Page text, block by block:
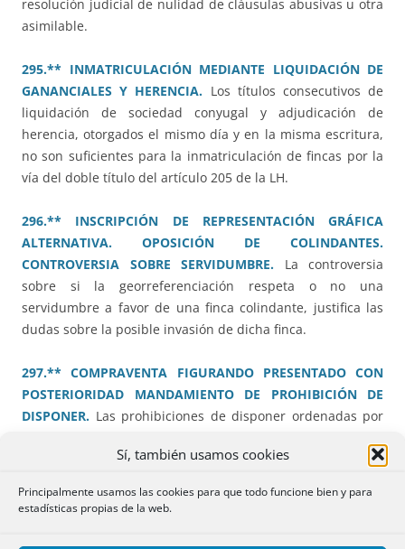
Sí, también usamos cookies
Principalmente usamos las cookies para que todo funcione bien y para
estadísticas propias de la web.
resolución judicial de nulidad de cláusulas abusivas u otra
asimilable.
295.** INMATRICULACIÓN MEDIANTE LIQUIDACIÓN DE
GANANCIALES Y HERENCIA. Los títulos consecutivos de
liquidación de sociedad conyugal y adjudicación de
herencia, otorgados el mismo día y en la misma escritura,
no son suficientes para la inmatriculación de fincas por la
vía del doble título del artículo 205 de la LH.
296.** INSCRIPCIÓN DE REPRESENTACIÓN GRÁFICA
ALTERNATIVA. OPOSICIÓN DE COLINDANTES.
CONTROVERSIA SOBRE SERVIDUMBRE. La controversia
sobre si la georreferenciación respeta o no una
servidumbre a favor de una finca colindante, justifica las
dudas sobre la posible invasión de dicha finca.
297.** COMPRAVENTA FIGURANDO PRESENTADO CON
POSTERIORIDAD MANDAMIENTO DE PROHIBICIÓN DE
DISPONER. Las prohibiciones de disponer ordenadas por
dispositivos de fecha anterior y que además gozan de